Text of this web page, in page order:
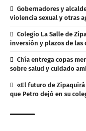
Gobernadores y
violencia sexual y otras
Colegio La Salle de
inversión y plazos de las
Chía entrega copas
sobre salud y cuidado
«El futuro de
que Petro dejó en su